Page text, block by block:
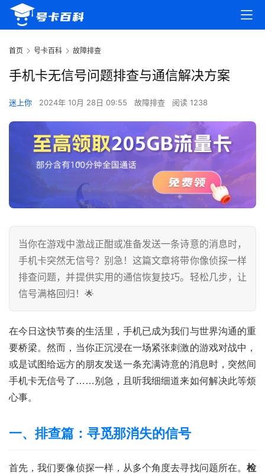
首页 号卡百科 故障排查
手机卡无信号问题排查与通信解决方案
迷上你 2024年 10月 28日 09:55 故障排查 阅读 1238
当你在游戏中激战正酣或准备发送一条诗意的消息时，
手机卡突然无信号？别急！这篇文章将带你像侦探一样
排查问题，并提供实用的通信恢复技巧。轻松几步，让
信号满格回归！🌟
在今日这快节奏的生活里，手机已成为我们与世界沟通的重
要桥梁。然而，当你正沉浸在一场紧张刺激的游戏对战中，
或是试图给远方的朋友发送一条充满诗意的消息时，突然间
手机卡无信号了……别急，且听我细细道来如何解决此等烦
心事。
一、排查篇：寻觅那消失的信号
首先，我们要像侦探一样，从多个角度去寻找问题所在。 检